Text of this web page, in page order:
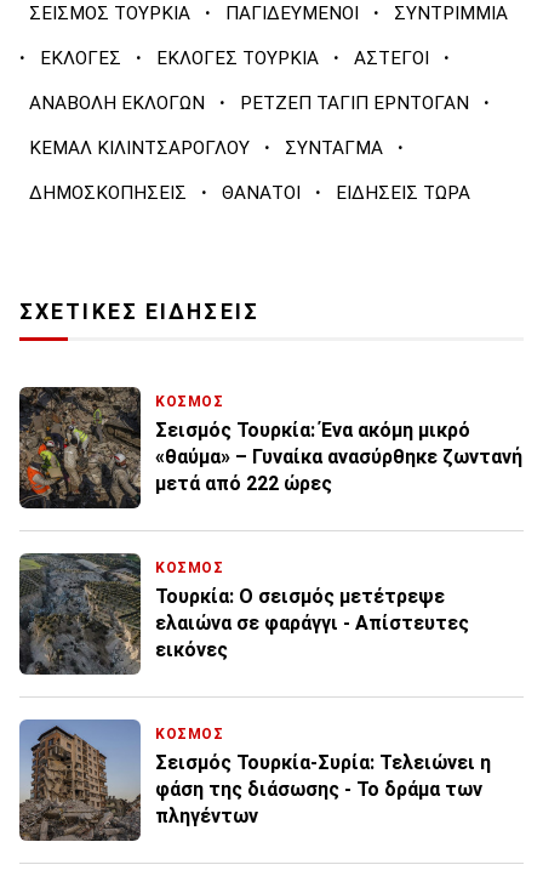
ΣΕΙΣΜΟΣ ΤΟΥΡΚΙΑ · ΠΑΓΙΔΕΥΜΕΝΟΙ · ΣΥΝΤΡΙΜΜΙΑ
· ΕΚΛΟΓΕΣ · ΕΚΛΟΓΕΣ ΤΟΥΡΚΙΑ · ΑΣΤΕΓΟΙ ·
ΑΝΑΒΟΛΗ ΕΚΛΟΓΩΝ · ΡΕΤΖΕΠ ΤΑΓΙΠ ΕΡΝΤΟΓΑΝ ·
ΚΕΜΑΛ ΚΙΛΙΝΤΣΑΡΟΓΛΟΥ · ΣΥΝΤΑΓΜΑ ·
ΔΗΜΟΣΚΟΠΗΣΕΙΣ · ΘΑΝΑΤΟΙ · ΕΙΔΗΣΕΙΣ ΤΩΡΑ
ΣΧΕΤΙΚΕΣ ΕΙΔΗΣΕΙΣ
ΚΟΣΜΟΣ
Σεισμός Τουρκία: Ένα ακόμη μικρό
«θαύμα» – Γυναίκα ανασύρθηκε ζωντανή
μετά από 222 ώρες
ΚΟΣΜΟΣ
Τουρκία: Ο σεισμός μετέτρεψε
ελαιώνα σε φαράγγι - Απίστευτες
εικόνες
ΚΟΣΜΟΣ
Σεισμός Τουρκία-Συρία: Τελειώνει η
φάση της διάσωσης - Το δράμα των
πληγέντων